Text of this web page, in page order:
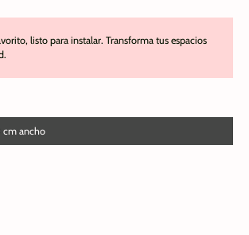
listo para instalar. Transforma tus espacios
cm ancho